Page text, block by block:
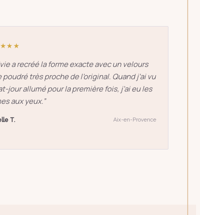
a recréé la forme exacte avec un velours
poudré très proche de l’original. Quand j’ai vu
jour allumé pour la première fois, j’ai eu les
aux yeux.”
T. Aix-en-Provence